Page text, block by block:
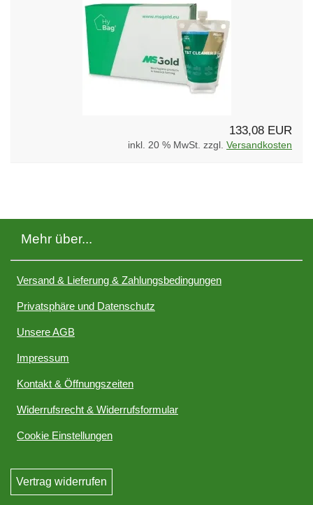
133,08 EUR
inkl. 20 % MwSt. zzgl. Versandkosten
Mehr über...
Versand & Lieferung & Zahlungsbedingungen
Privatsphäre und Datenschutz
Unsere AGB
Impressum
Kontakt & Öffnungszeiten
Widerrufsrecht & Widerrufsformular
Cookie Einstellungen
Vertrag widerrufen